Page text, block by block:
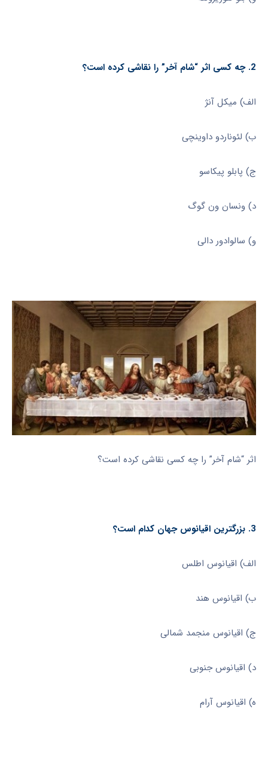
2. چه کسی اثر “شام آخر” را نقاشی کرده است؟
الف) میکل آنژ
ب) لئوناردو داوینچی
ج) پابلو پیکاسو
د) ونسان ون گوگ
و) سالوادور دالی
اثر “شام آخر” را چه کسی نقاشی کرده است؟
3. بزرگترین اقیانوس جهان کدام است؟
الف) اقیانوس اطلس
ب) اقیانوس هند
ج) اقیانوس منجمد شمالی
د) اقیانوس جنوبی
ه) اقیانوس آرام